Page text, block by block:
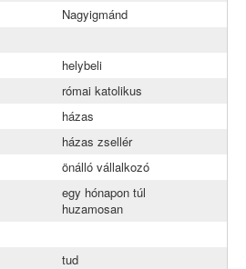
Nagyigmánd
helybeli
római katolikus
házas
házas zsellér
önálló vállalkozó
egy hónapon túl
huzamosan
tud